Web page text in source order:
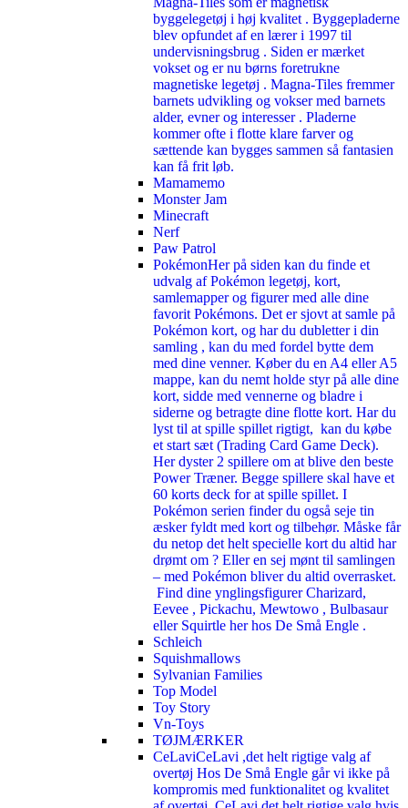
byggelegetøj i høj kvalitet . Byggepladerne
blev opfundet af en lærer i 1997 til
undervisningsbrug . Siden er mærket
vokset og er nu børns foretrukne
magnetiske legetøj . Magna-Tiles fremmer
barnets udvikling og vokser med barnets
alder, evner og interesser . Pladerne
kommer ofte i flotte klare farver og
sættende kan bygges sammen så fantasien
kan få frit løb.
Mamamemo
Monster Jam
Minecraft
Nerf
Paw Patrol
PokémonHer på siden kan du finde et
udvalg af Pokémon legetøj, kort,
samlemapper og figurer med alle dine
favorit Pokémons. Det er sjovt at samle på
Pokémon kort, og har du dubletter i din
samling , kan du med fordel bytte dem
med dine venner. Køber du en A4 eller A5
mappe, kan du nemt holde styr på alle dine
kort, sidde med vennerne og bladre i
siderne og betragte dine flotte kort. Har du
lyst til at spille spillet rigtigt, kan du købe
et start sæt (Trading Card Game Deck).
Her dyster 2 spillere om at blive den beste
Power Træner. Begge spillere skal have et
60 korts deck for at spille spillet. I
Pokémon serien finder du også seje tin
æsker fyldt med kort og tilbehør. Måske får
du netop det helt specielle kort du altid har
drømt om ? Eller en sej mønt til samlingen
– med Pokémon bliver du altid overrasket.
Find dine ynglingsfigurer Charizard,
Eevee , Pickachu, Mewtowo , Bulbasaur
eller Squirtle her hos De Små Engle .
Schleich
Squishmallows
Sylvanian Families
Top Model
Toy Story
Vn-Toys
TØJMÆRKER
CeLaviCeLavi ,det helt rigtige valg af
overtøj Hos De Små Engle går vi ikke på
kompromis med funktionalitet og kvalitet